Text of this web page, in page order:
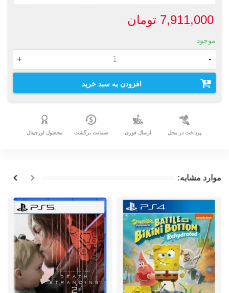
7,911,000 تومان
موجود
-
+
افزودن به سبد خرید
پرداخت در محل ارسال فوری ضمانت برگشت محصول اورجینال
موارد مشابه: